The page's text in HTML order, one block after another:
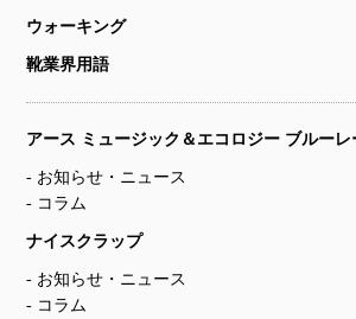
ウォーキング
靴業界用語
アース ミュージック＆エコロジー ブルーレ
お知らせ・ニュース
コラム
ナイスクラップ
お知らせ・ニュース
コラム